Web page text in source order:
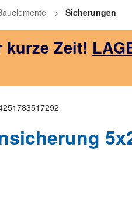
Sicherungen
kurze Zeit!
5 Sternen